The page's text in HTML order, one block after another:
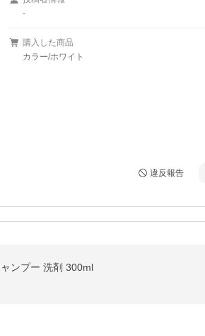
-
購入した商品
カラー/ホワイト
違反報告
ンプー 洗剤 300ml